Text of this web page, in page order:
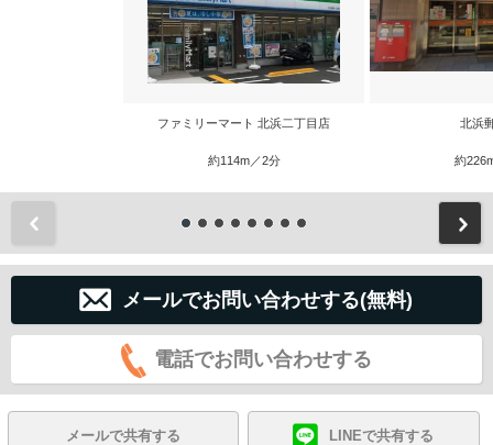
ファミリーマート 北浜二丁目店
約114m／2分
北浜
約
メールでお問い合わせする(無料)
電話でお問い合わせする
メールで共有する LINEで共有する